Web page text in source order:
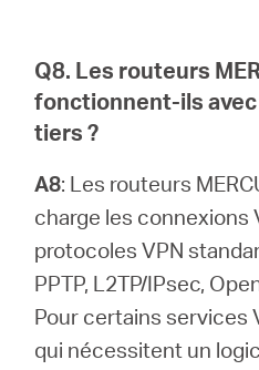
Q8. Les routeurs
fonctionnent-ils avec
tiers ?
A8: Les routeurs
charge les connexions
protocoles VPN
PPTP, L2TP/IPsec,
Pour certains services
qui nécessitent un